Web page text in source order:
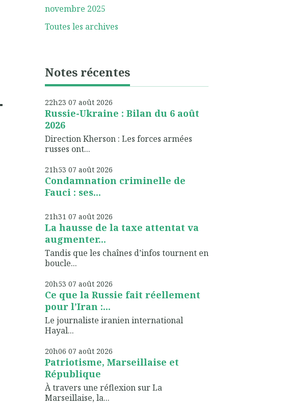
novembre 2025
Toutes les archives
Notes récentes
22h23 07 août 2026
Russie-Ukraine : Bilan du 6 août
2026
Direction Kherson : Les forces armées
russes ont...
21h53 07 août 2026
Condamnation criminelle de
Fauci : ses...
21h31 07 août 2026
La hausse de la taxe attentat va
augmenter...
Tandis que les chaînes d’infos tournent en
boucle...
20h53 07 août 2026
Ce que la Russie fait réellement
pour l’Iran :...
Le journaliste iranien international
Hayal...
20h06 07 août 2026
Patriotisme, Marseillaise et
République
À travers une réflexion sur La
Marseillaise, la...